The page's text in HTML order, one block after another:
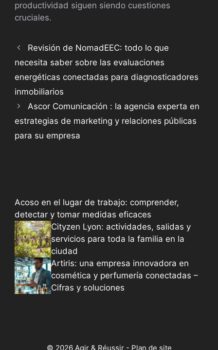
productividad siguen siendo cuestiones
cruciales.
Revisión de NomadEEC: todo lo que
necesita saber sobre las evaluaciones
energéticas conectadas para diagnosticadores
inmobiliarios
Ascor Comunicación : la agencia experta en
estrategias de marketing y relaciones públicas
para su empresa
Acoso en el lugar de trabajo: comprender,
detectar y tomar medidas eficaces
Cityzen Lyon: actividades, salidas y
servicios para toda la familia en la
ciudad
Artiris: una empresa innovadora en
cosmética y perfumería conectadas –
Cifras y soluciones
© 2026 Agir & Réussir - Plan de site